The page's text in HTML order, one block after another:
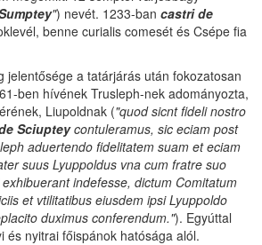
") nevét. 1233-ban castri de
benne curialis comesét és Csépe fia
jelentősége a tatárjárás után fokozatosan
ben hívének Trusleph-nek adományozta,
Liupoldnak ("quod sicnt fideli nostro
Sciupteycontuleramus, sic eciam post
aduertendo fidelitatem suam et eciam
suus Lyuppoldus vna cum fratre suo
indefesse, dictum Comitatum
et vtilitatibus eiusdem ipsi Lyuppoldo
duximus conferendum."). Egyúttal
és nyitrai főispánok hatósága alól.